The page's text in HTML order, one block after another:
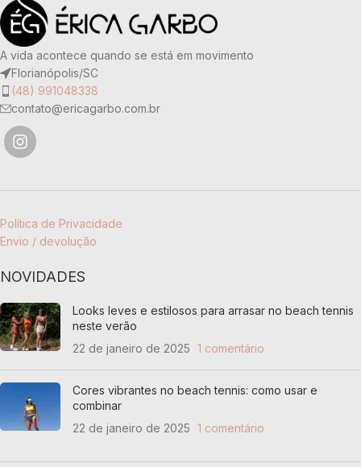
COR Branco
TECIDO
90% poliamida e 10% elastano
COR
TECIDO
A vida acontece quando se está em movimento
Florianópolis/SC
(48) 991048338
contato@ericagarbo.com.br
Política de Privacidade
Envio / devolução
NOVIDADES
Looks leves e estilosos para arrasar no beach tennis
neste verão
22 de janeiro de 2025 1 comentário
Cores vibrantes no beach tennis: como usar e
combinar
22 de janeiro de 2025 1 comentário